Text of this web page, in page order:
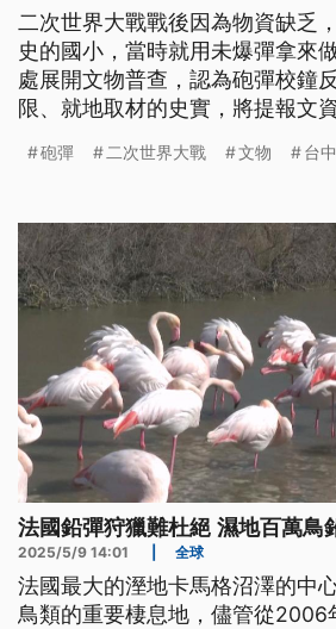
二次世界大戰戰後因為物資缺乏
史的國小，當時就用未爆彈拿來
處展開文物普查，認為砲彈校鐘
限、就地取材的史實，將提報文資
砲彈 二次世界大戰 文物 台
法國鉛彈狩獵難杜絕 濕地百萬鳥
2025/5/9 14:01 全球
法國最大的溼地卡馬格沼澤的中
鳥類的重要棲息地，儘管從2006